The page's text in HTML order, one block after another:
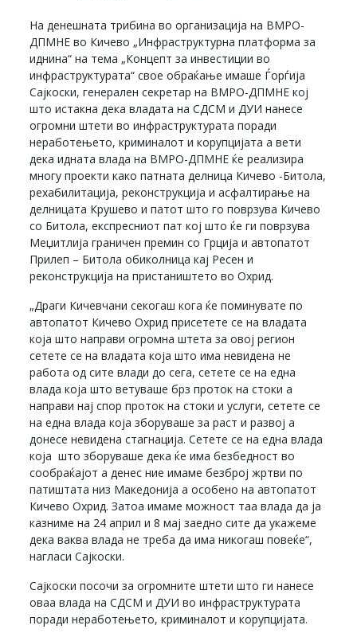
На денешната трибина во организација на ВМРО-
ДПМНЕ во Кичево „Инфраструктурна платформа за
иднина“ на тема „Концепт за инвестиции во
инфраструктурата“ свое обраќање имаше Ѓорѓија
Сајкоски, генерален секретар на ВМРО-ДПМНЕ кој
што истакна дека владата на СДСМ и ДУИ нанесе
огромни штети во инфраструктурата поради
неработењето, криминалот и корупцијата а вети
дека идната влада на ВМРО-ДПМНЕ ќе реализира
многу проекти како патната делница Кичево -Битола,
рехабилитација, реконструкција и асфалтирање на
делницата Крушево и патот што го поврзува Кичево
со Битола, експресниот пат кој што ќе ги поврзува
Меџитлија граничен премин со Грција и автопатот
Прилеп – Битола обиколница кај Ресен и
реконструкција на пристаништето во Охрид.
„Драги Кичевчани секогаш кога ќе поминувате по
автопатот Кичево Охрид присетете се на владата
која што направи огромна штета за овој регион
сетете се на владата која што има невидена не
работа од сите влади до сега, сетете се на една
влада која што ветуваше брз проток на стоки а
направи нај спор проток на стоки и услуги, сетете се
на една влада која зборуваше за раст и развој а
донесе невидена стагнација. Сетете се на една влада
која што зборуваше дека ќе има безбедност во
сообраќајот а денес ние имаме безброј жртви по
патиштата низ Македонија а особено на автопатот
Кичево Охрид. Затоа имаме можност таа влада да ја
казниме на 24 април и 8 мај заедно сите да укажеме
дека ваква влада не треба да има никогаш повеќе“,
нагласи Сајкоски.
Сајкоски посочи за огромните штети што ги нанесе
оваа влада на СДСМ и ДУИ во инфраструктурата
поради неработењето, криминалот и корупцијата.